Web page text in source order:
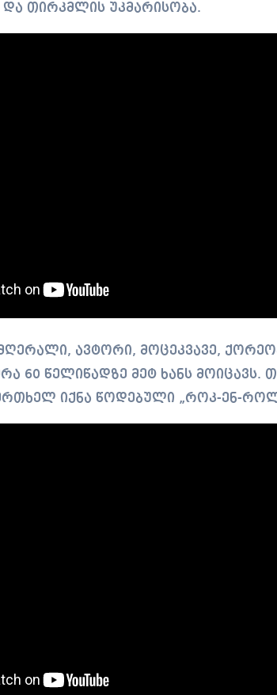
და თირკმლის უკმარისობა.
ავტორი, მოცეკვავე,
60 წელიწადზე მეტ ხანს მოიცავს.
იქნა წოდებული „როკ-ენ-